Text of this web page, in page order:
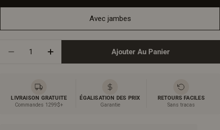
Avec jambes
Diminuer La Quantité Pour Meuble-Lavabo Mural
Augmenter La Quantité Pour Meuble-
Ajouter Au Panier
LIVRAISON GRATUITE
Commandes 1299$+
ÉGALISATION DES PRIX
Garantie
RETOURS FACILES
Sans tracas